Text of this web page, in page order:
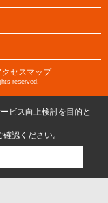
クセスマップ
reserved.
ビス向上検討を目的と
確認ください。